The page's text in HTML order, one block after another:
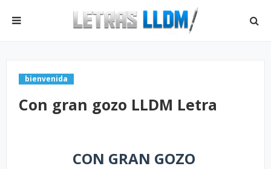
bienvenida
Con gran gozo LLDM Letra
CON GRAN GOZO